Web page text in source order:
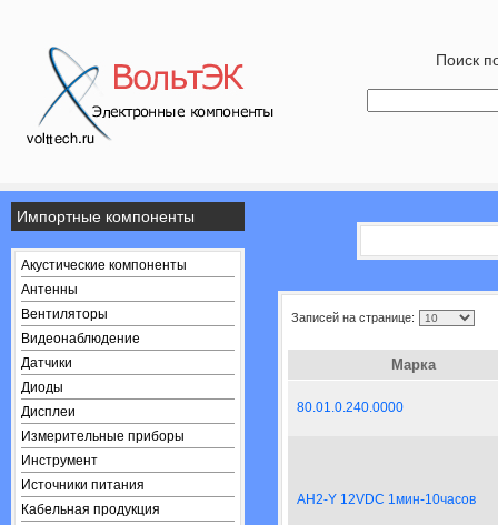
Поиск
Импортные компоненты
Акустические компоненты
Антенны
Вентиляторы
Видеонаблюдение
Датчики
Диоды
Дисплеи
Измерительные приборы
Инструмент
Источники питания
Кабельная продукция
Записей на странице:
Марка
80.01.0.240.0000
AH2-Y 12VDC 1мин-10часов